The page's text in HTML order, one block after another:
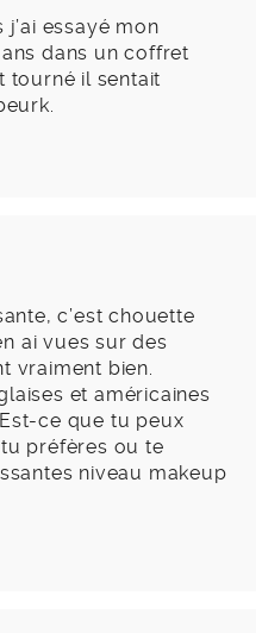
essayé mon
dans un coffret
tourné il sentait
c’est chouette
ai vues sur des
vraiment bien.
et américaines
ce que tu peux
préfères ou te
niveau makeup